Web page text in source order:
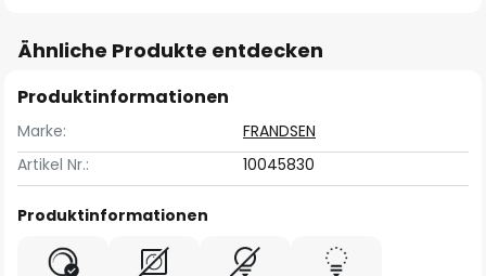
Ähnliche Produkte entdecken
Produktinformationen
Marke:
FRANDSEN
Artikel Nr.:
10045830
Produktinformationen